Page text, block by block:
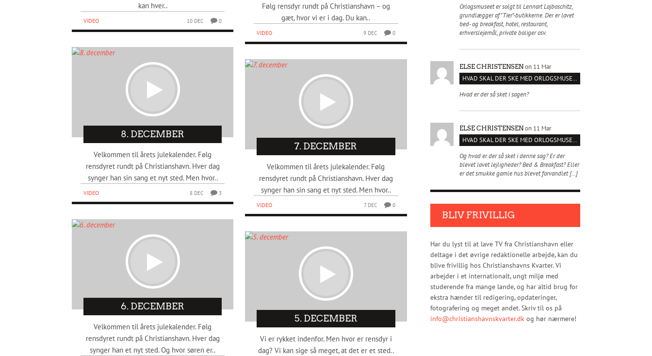
kan hver..
VIDEO 10 DEC 0
8. DECEMBER
Velkommen til årets julekalender. Følg
rensdyret rundt på Christianshavn. Hver dag
synger han sin sang et nyt sted. Men hvor..
VIDEO 8 DEC 3
6. DECEMBER
Velkommen til årets julekalender. Følg
rensdyret rundt på Christianshavn. Hver dag
synger han et nyt sted. Og hvor søren er..
Følg rensdyr rundt på Christianshavn – og
gæt, hvor vi er i dag. Du kan..
VIDEO 9 DEC 0
7. DECEMBER
Velkommen til årets julekalender. Følg
rensdyret rundt på Christianshavn. Hver dag
synger han sin sang et nyt sted. Men hvor..
VIDEO 7 DEC 0
5. DECEMBER
Vi er rykket indenfor. Men hvor er rensdyr i
dag? Vi kan sige så meget, at det er et sted..
Orlogsmuseet er solgt til Lennart Lajboschitz,
grundlægger af "Tier"-butikkerne. Der er lavet
bed- og breakfast, hotel, restaurant,
erhverslejemål, private boliger osv.
ELSE CHRISTENSEN on 11 Mar
HVAD SKAL DER SKE MED ORLOGSMUSEET?
Hvad er der så sket i sagen?
ELSE CHRISTENSEN on 11 Mar
HVAD SKAL DER SKE MED ORLOGSMUSEET?
Og hvad er der så sket i denne sag? Er der
blevet lavet lejligheder? Bed & Breakfast? Eller
er det smukke gamle hus blevet forvandlet […]
BLIV FRIVILLIG
Har du lyst til at lave TV fra Christianshavn eller
deltage i det øvrige redaktionelle arbejde, kan du
blive frivillig hos Christianshavns Kvarter. Vi
arbejder i et internationalt, ungt miljø med
studerende fra mange lande, og har altid brug for
ekstra hænder til redigering, opdateringer,
fotografering og meget andet. Skriv til os på
info@christianshavnskvarter.dkog hør nærmere!